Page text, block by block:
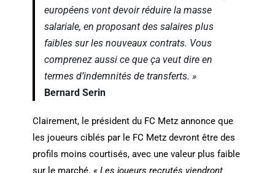
européens vont devoir réduire la masse
salariale, en proposant des salaires plus
faibles sur les nouveaux contrats. Vous
comprenez aussi ce que ça veut dire en
termes d’indemnités de transferts. »
Bernard Serin
Clairement, le président du FC Metz annonce que
les joueurs ciblés par le FC Metz devront être des
profils moins courtisés, avec une valeur plus faible
sur le marché. « Les joueurs recrutés viendront